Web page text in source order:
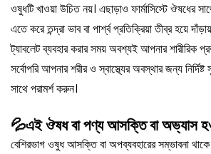
ওষুধটি খাওয়া উচিত নয়। এছাড়াও ফার্মাসিস্টে ঔষধের
এতে করে তন্দ্রা ভাব বা পার্শ্ব প্রতিক্রিয়া তীব্র হয়ে
ট্যাবলেট ব্যবহার করার সময় অবশ্যই আপনার শারীরিক
সর্বোপরি আপনার শরীর ও স্বাস্থ্যের অবস্থার জন্য
সাথে পরামর্শ করুন।
💦এই ঔষধ বা পণ্য আসক্তি বা অভ্যাস
বেশিরভাগ ওষুধ আসক্তি বা অপব্যবহারের সম্ভাবনা থাকে